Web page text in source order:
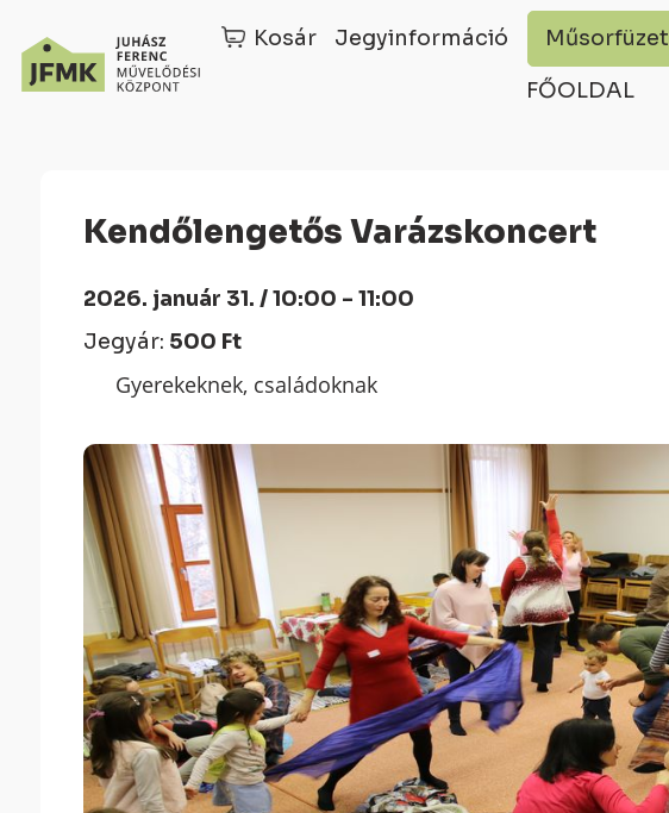
Kosár Jegyinformáció Műsorfüzet
FŐOLDAL
Kendőlengetős Varázskoncert
2026. január 31. / 10:00 - 11:00
Jegyár: 500 Ft
Gyerekeknek, családoknak